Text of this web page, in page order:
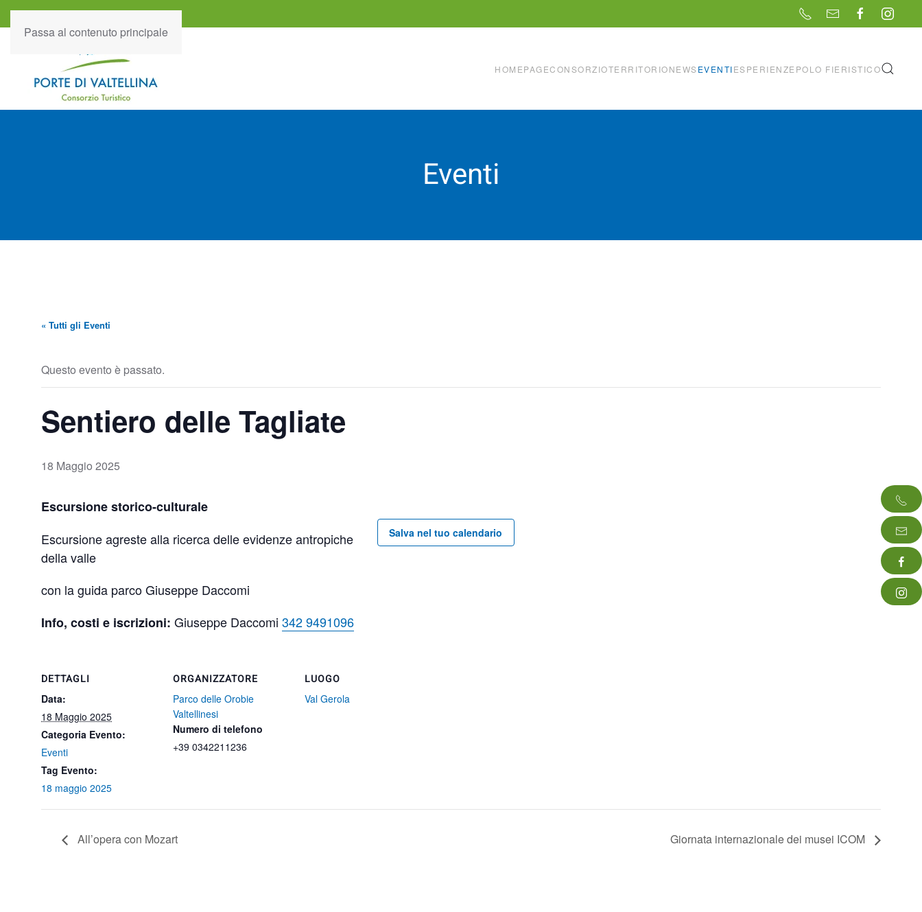
Passa al contenuto principale
HOMEPAGECONSORZIOTERRITORIONEWSEVENTIESPERIENZE POLO FIERISTICO
Eventi
« Tutti gli Eventi
Questo evento è passato.
Sentiero delle Tagliate
18 Maggio 2025
Escursione storico-culturale
Escursione agreste alla ricerca delle evidenze antropiche
della valle
con la guida parco Giuseppe Daccomi
Info, costi e iscrizioni: Giuseppe Daccomi 342 9491096
Salva nel tuo calendario
DETTAGLI
Data:
18 Maggio 2025
Categoria Evento:
Eventi
Tag Evento:
18 maggio 2025
ORGANIZZATORE
Parco delle Orobie
Valtellinesi
Numero di telefono
+39 0342211236
LUOGO
Val Gerola
All’opera con Mozart Giornata internazionale dei musei ICOM